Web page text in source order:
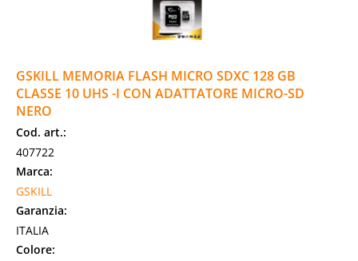
GSKILL MEMORIA FLASH MICRO SDXC 128 GB
CLASSE 10 UHS -I CON ADATTATORE MICRO-SD
NERO
Cod. art.:
407722
Marca:
GSKILL
Garanzia:
ITALIA
Colore: